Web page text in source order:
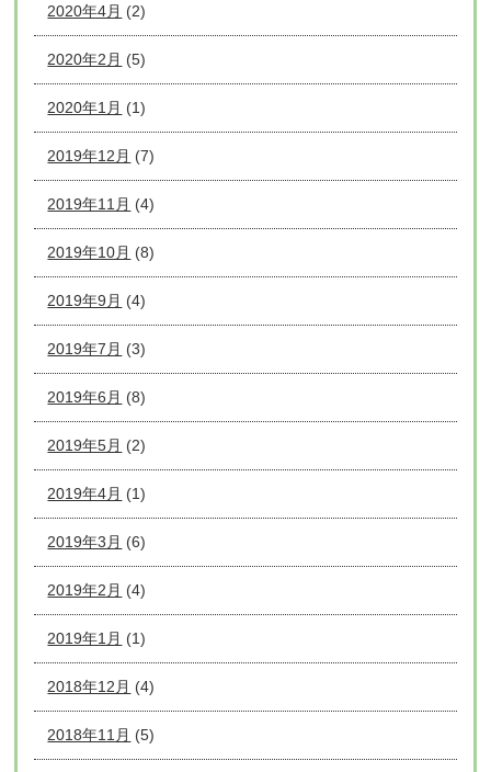
2020年4月 (2)
2020年2月 (5)
2020年1月 (1)
2019年12月 (7)
2019年11月 (4)
2019年10月 (8)
2019年9月 (4)
2019年7月 (3)
2019年6月 (8)
2019年5月 (2)
2019年4月 (1)
2019年3月 (6)
2019年2月 (4)
2019年1月 (1)
2018年12月 (4)
2018年11月 (5)